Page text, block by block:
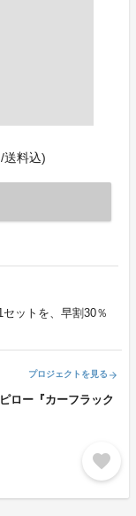
送料込)
ットを、早割30％
プロジェクトを見る arrow_forward
ロー『カーフラック
favorite